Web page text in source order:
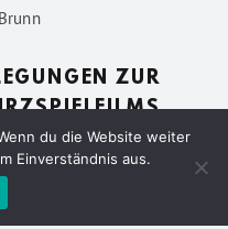
ZUR
du die Website weiter
Einverständnis aus.